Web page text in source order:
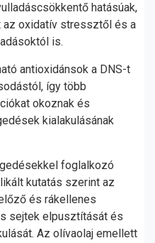
hatásúak,
az oxidatív stressztől és a
is.
antioxidánsok a DNS-t
így több
okoznak és
kialakulásának
foglalkozó
kutatás szerint az
és rákellenes
sejtek elpusztítását és
Az olívaolaj emellett